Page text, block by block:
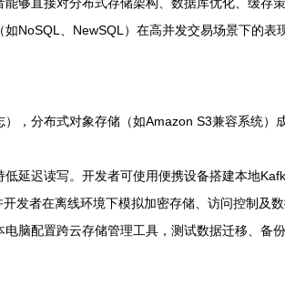
NoSQL、NewSQL）在高并发交易场景下的表现
，分布式对象存储（如Amazon S3兼容系统
延迟读写。开发者可使用便携设备搭建本地
者在离线环境下模拟加密存储、访问控制及
脑配置跨云存储管理工具，测试数据迁移、备份